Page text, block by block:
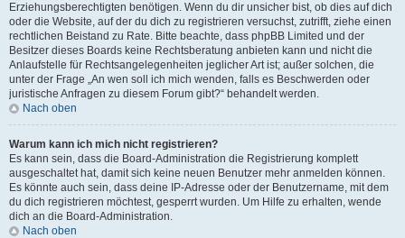
Erziehungsberechtigten benötigen. Wenn du dir unsicher bist, ob dies auf dich
oder die Website, auf der du dich zu registrieren versuchst, zutrifft, ziehe einen
rechtlichen Beistand zu Rate. Bitte beachte, dass phpBB Limited und der
Besitzer dieses Boards keine Rechtsberatung anbieten kann und nicht die
Anlaufstelle für Rechtsangelegenheiten jeglicher Art ist; außer solchen, die
unter der Frage „An wen soll ich mich wenden, falls es Beschwerden oder
juristische Anfragen zu diesem Forum gibt?“ behandelt werden.
Nach oben
Warum kann ich mich nicht registrieren?
Es kann sein, dass die Board-Administration die Registrierung komplett
ausgeschaltet hat, damit sich keine neuen Benutzer mehr anmelden können.
Es könnte auch sein, dass deine IP-Adresse oder der Benutzername, mit dem
du dich registrieren möchtest, gesperrt wurden. Um Hilfe zu erhalten, wende
dich an die Board-Administration.
Nach oben